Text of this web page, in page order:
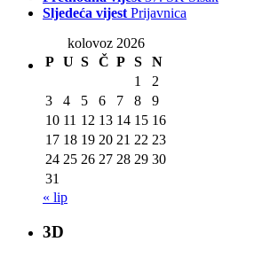
Sljedeća vijest Prijavnica
kolovoz 2026
P U S Č P S
N
1
2
3
4 5 6 7 8
9
10 11 12 13 14 15 16
17 18 19 20 21 22 23
24 25 26 27 28 29 30
31
« lip
3D